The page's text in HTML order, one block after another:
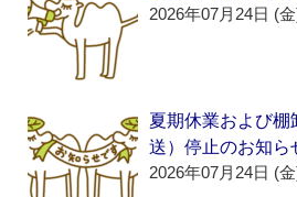
2026年07月24日 (
夏期休業および棚
送）停止のお知ら
2026年07月24日 (